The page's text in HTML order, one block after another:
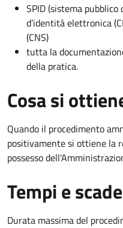
SPID (sistema
d’identità elettronica
(CNS)
tutta la
della pratica.
Cosa si
Quando il procedimento
positivamente si ottiene la
possesso
Tempi e
Durata massima del